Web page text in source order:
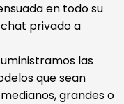
en todo su
privado a
las
que sean
grandes o